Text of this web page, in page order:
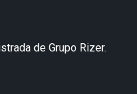
de Grupo Rizer.